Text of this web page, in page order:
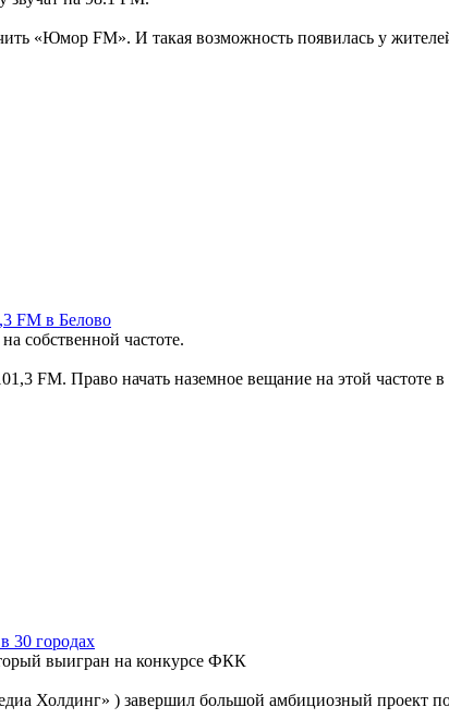
«Юмор FM». И такая возможность появилась у
FM в Белово
собственной частоте.
FM. Право начать наземное вещание на этой
30 городах
выигран на конкурсе ФКК
Холдинг» ) завершил большой амбициозный проект по